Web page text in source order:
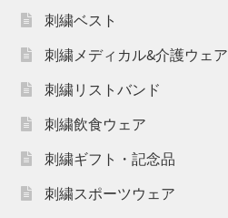
刺繍ベスト
刺繍メディカル&介護ウェア
刺繍リストバンド
刺繍飲食ウェア
刺繍ギフト・記念品
刺繍スポーツウェア